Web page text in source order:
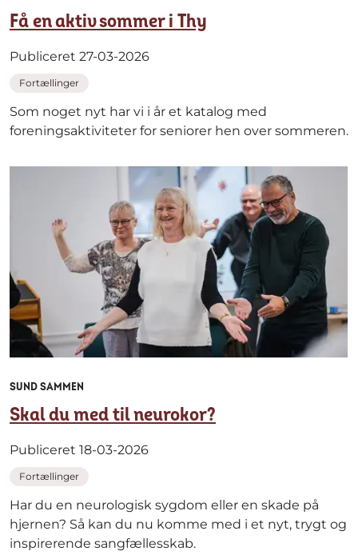
Få en aktiv sommer i Thy
Publiceret 27-03-2026
Fortællinger
Som noget nyt har vi i år et katalog med
foreningsaktiviteter for seniorer hen over sommeren.
SUND SAMMEN
Skal du med til neurokor?
Publiceret 18-03-2026
Fortællinger
Har du en neurologisk sygdom eller en skade på
hjernen? Så kan du nu komme med i et nyt, trygt og
inspirerende sangfællesskab.